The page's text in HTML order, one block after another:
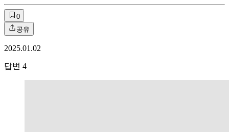
0
공유
2025.01.02
답변 4